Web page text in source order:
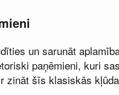
un sarunāt
paņēmieni, kuri
zināt šīs klasiskās